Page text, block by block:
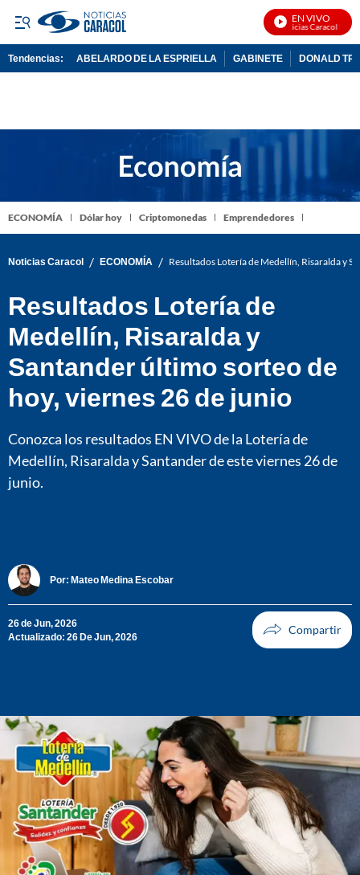
EN VIVO
Noticias Caracol En
Tendencias: ABELARDO DE LA ESPRIELLA GABINETE DONALD
ECONOMÍA Dólar hoy Criptomonedas Emprendedores
Noticias Caracol / ECONOMÍA / Resultados Lotería de Medellín, Risaralda y
Resultados Lotería de
Medellín, Risaralda y
Santander último sorteo de
hoy, viernes 26 de junio
Conozca los resultados EN VIVO de la Lotería de
Medellín, Risaralda y Santander de este viernes 26 de
junio.
Por: Mateo Medina Escobar
26 de Jun, 2026
Actualizado: 26 De Jun, 2026